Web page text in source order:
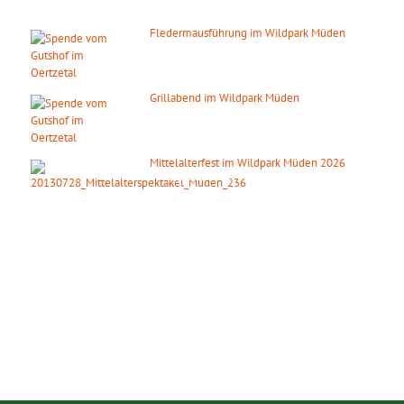
Fledermausführung im Wildpark Müden
Grillabend im Wildpark Müden
Mittelalterfest im Wildpark Müden 2026
19. September 2026